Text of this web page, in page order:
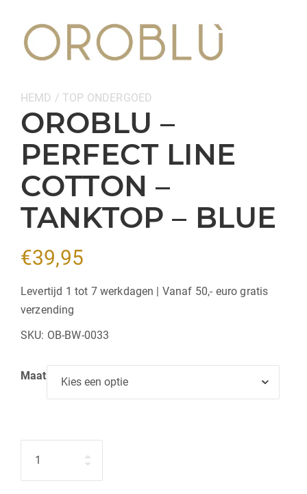
Categorieën:
HEMD / TOP ONDERGOED
OROBLU –
PERFECT LINE
COTTON –
TANKTOP – BLUE
€39,95
Levertijd 1 tot 7 werkdagen | Vanaf 50,- euro gratis
verzending
SKU: OB-BW-0033
Maat